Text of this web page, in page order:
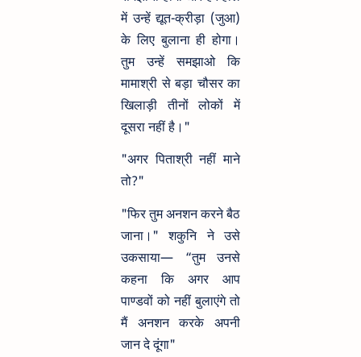
में उन्हें द्यूत-क्रीड़ा (जुआ)
के लिए बुलाना ही होगा।
तुम उन्हें समझाओ कि
मामाश्री से बड़ा चौसर का
खिलाड़ी तीनों लोकों में
दूसरा नहीं है।"
"अगर पिताश्री नहीं माने
तो?"
"फिर तुम अनशन करने बैठ
जाना।" शकुनि ने उसे
उकसाया— “तुम उनसे
कहना कि अगर आप
पाण्डवों को नहीं बुलाएंगे तो
मैं अनशन करके अपनी
जान दे दूंगा"